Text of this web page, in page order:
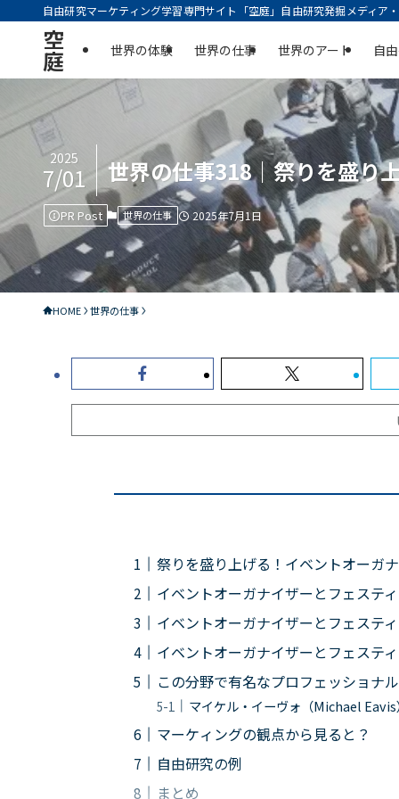
自由研究マーケティング学習専門サイト「空庭」自由研究発掘メディア
空
庭 世界の体験 世界の仕事 世界のアート 自
世界の仕事318｜祭りを盛り
2025
7/01
PR Post 世界の仕事 2025年7月1日
HOME 世界の仕事
祭りを盛り上げる！イベントオーガ
イベントオーガナイザーとフェステ
イベントオーガナイザーとフェステ
イベントオーガナイザーとフェステ
この分野で有名なプロフェッショナル
マイケル・イーヴォ（Michael
マーケィングの観点から見ると？
自由研究の例
まとめ